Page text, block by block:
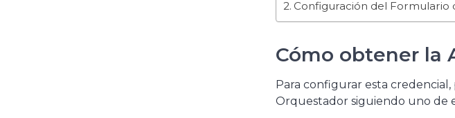
Configuración del Formulario
Cómo obtener la
Para configurar esta
Orquestador siguiendo uno de